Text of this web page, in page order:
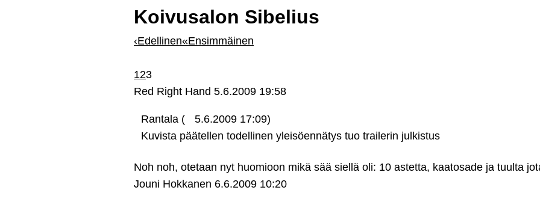
Koivusalon Sibelius
‹Edellinen«Ensimmäinen
123
Red Right Hand 5.6.2009 19:58
Rantala (
5.6.2009 17:09)
Kuvista päätellen todellinen yleisöennätys tuo trailerin julkistus
Noh noh, otetaan nyt huomioon mikä sää siellä oli: 10 astetta, kaatosade ja tuulta
Jouni Hokkanen 6.6.2009 10:20